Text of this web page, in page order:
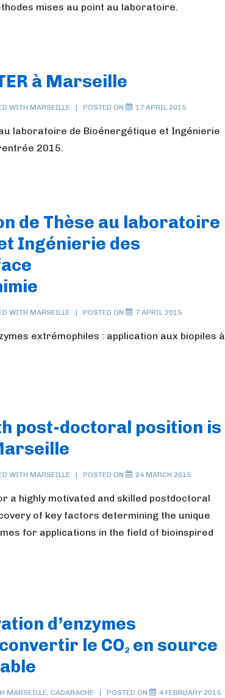
mises au point au laboratoire.
à Marseille
WITH MARSEILLE POSTED ON 17 APRIL 2015
au laboratoire de Bioénergétique et Ingénierie
2015.
de Thèse au laboratoire
Ingénierie des
WITH MARSEILLE POSTED ON 7 APRIL 2015
extrémophiles : application aux biopiles à
post-doctoral position is
WITH MARSEILLE POSTED ON 24 MARCH 2015
a highly motivated and skilled postdoctoral
of key factors determining the unique
for applications in the field of bioinspired
d’enzymes
le CO2 en source
MARSEILLE, CADARACHE POSTED ON 4 FEBRUARY 2015